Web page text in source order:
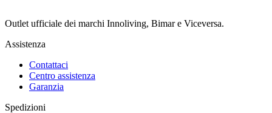
Outlet ufficiale dei marchi Innoliving, Bimar e Viceversa.
Assistenza
Contattaci
Centro assistenza
Garanzia
Spedizioni